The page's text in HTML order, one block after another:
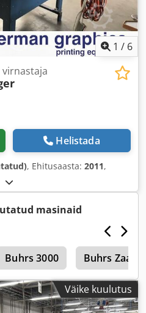
1 / 6
Helistada
, Ehitusaasta: 2011,
masinaid
Buhrs 3000 Buhrs
Väike kuulutus